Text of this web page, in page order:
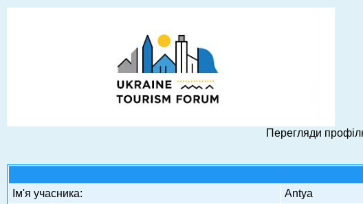
Перегляди
Ім'я учасника:
Antya